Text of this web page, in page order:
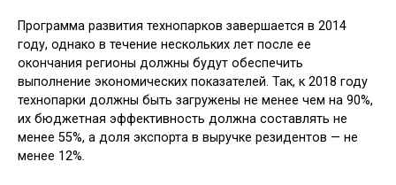
Программа развития технопарков завершается в 2014
году, однако в течение нескольких лет после ее
окончания регионы должны будут обеспечить
выполнение экономических показателей. Так, к 2018 году
технопарки должны быть загружены не менее чем на 90%,
их бюджетная эффективность должна составлять не
менее 55%, а доля экспорта в выручке резидентов — не
менее 12%.